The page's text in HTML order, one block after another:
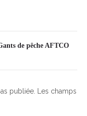
de pêche AFTCO
publiée.
Les champs